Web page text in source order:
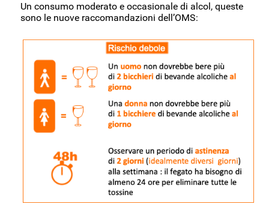
Un consumo moderato e occasionale di alcol, queste
sono le nuove raccomandazioni dell’OMS: